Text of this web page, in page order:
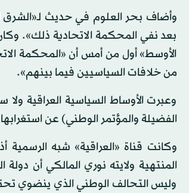
وأضاف بحر العلوم في حديث لـ«الشرق
بعد نفي المحكمة الاتحادية ذلك».
الأوسط» أول من أمس أن «المحكمة
من خلافات السياسيين فيما بينهم».
وعبرت الأوساط السياسية العراقية
الفضيلة والمؤتمر الوطني) عن
وكانت قناة «العراقية» شبه
المنتهية ولايته نوري المالكي أن
وليس التحالف الوطني الذي ينضوي